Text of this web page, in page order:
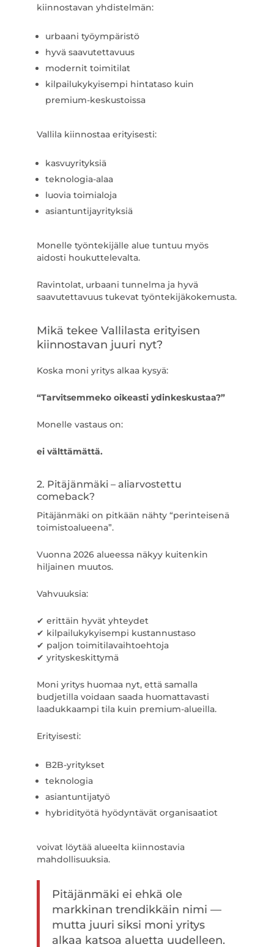
kiinnostavan yhdistelmän:
urbaani työympäristö
hyvä saavutettavuus
modernit toimitilat
kilpailukykyisempi hintataso kuin
premium-keskustoissa
Vallila kiinnostaa erityisesti:
kasvuyrityksiä
teknologia-alaa
luovia toimialoja
asiantuntijayrityksiä
Monelle työntekijälle alue tuntuu myös
aidosti houkuttelevalta.
Ravintolat, urbaani tunnelma ja hyvä
saavutettavuus tukevat työntekijäkokemusta.
Mikä tekee Vallilasta erityisen
kiinnostavan juuri nyt?
Koska moni yritys alkaa kysyä:
“Tarvitsemmeko oikeasti ydinkeskustaa?”
Monelle vastaus on:
ei välttämättä.
2. Pitäjänmäki – aliarvostettu
comeback?
Pitäjänmäki on pitkään nähty “perinteisenä
toimistoalueena”.
Vuonna 2026 alueessa näkyy kuitenkin
hiljainen muutos.
Vahvuuksia:
✔ erittäin hyvät yhteydet
✔ kilpailukykyisempi kustannustaso
✔ paljon toimitilavaihtoehtoja
✔ yrityskeskittymä
Moni yritys huomaa nyt, että samalla
budjetilla voidaan saada huomattavasti
laadukkaampi tila kuin premium-alueilla.
Erityisesti:
B2B-yritykset
teknologia
asiantuntijatyö
hybridityötä hyödyntävät organisaatiot
voivat löytää alueelta kiinnostavia
mahdollisuuksia.
Pitäjänmäki ei ehkä ole
markkinan trendikkäin nimi —
mutta juuri siksi moni yritys
alkaa katsoa aluetta uudelleen.